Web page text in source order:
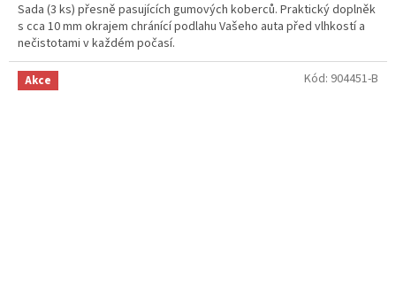
Sada (3 ks) přesně pasujících gumových koberců. Praktický doplněk
s cca 10 mm okrajem chránící podlahu Vašeho auta před vlhkostí a
nečistotami v každém počasí.
Akce Kód: 904451-B